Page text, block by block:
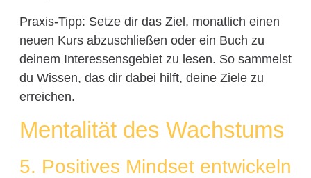
Praxis-Tipp: Setze dir das Ziel, monatlich einen
neuen Kurs abzuschließen oder ein Buch zu
deinem Interessensgebiet zu lesen. So sammelst
du Wissen, das dir dabei hilft, deine Ziele zu
erreichen.
Mentalität des Wachstums
5. Positives Mindset entwickeln